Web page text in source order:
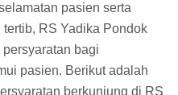
pasien serta
RS Yadika Pondok
bagi
pasien. Berikut adalah
berkunjung di RS